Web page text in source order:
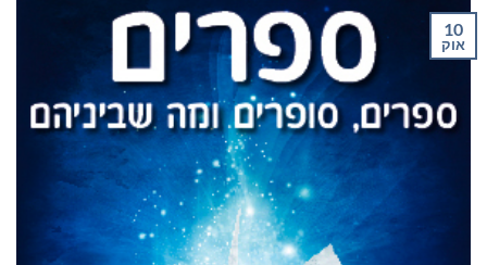
10
אוק